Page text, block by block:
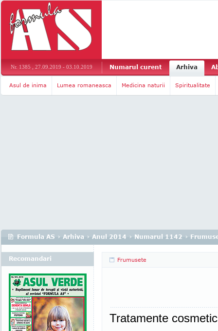
Nr. 1385 , 27.09.2019 - 03.10.2019 Numarul curent Arhiva
Asul de inima Lumea romaneasca Medicina naturii Spiritualitate
Formula AS › Arhiva › Anul 2014 › Numarul 1142 ›
Frumusete
Tratamente
Recomandari